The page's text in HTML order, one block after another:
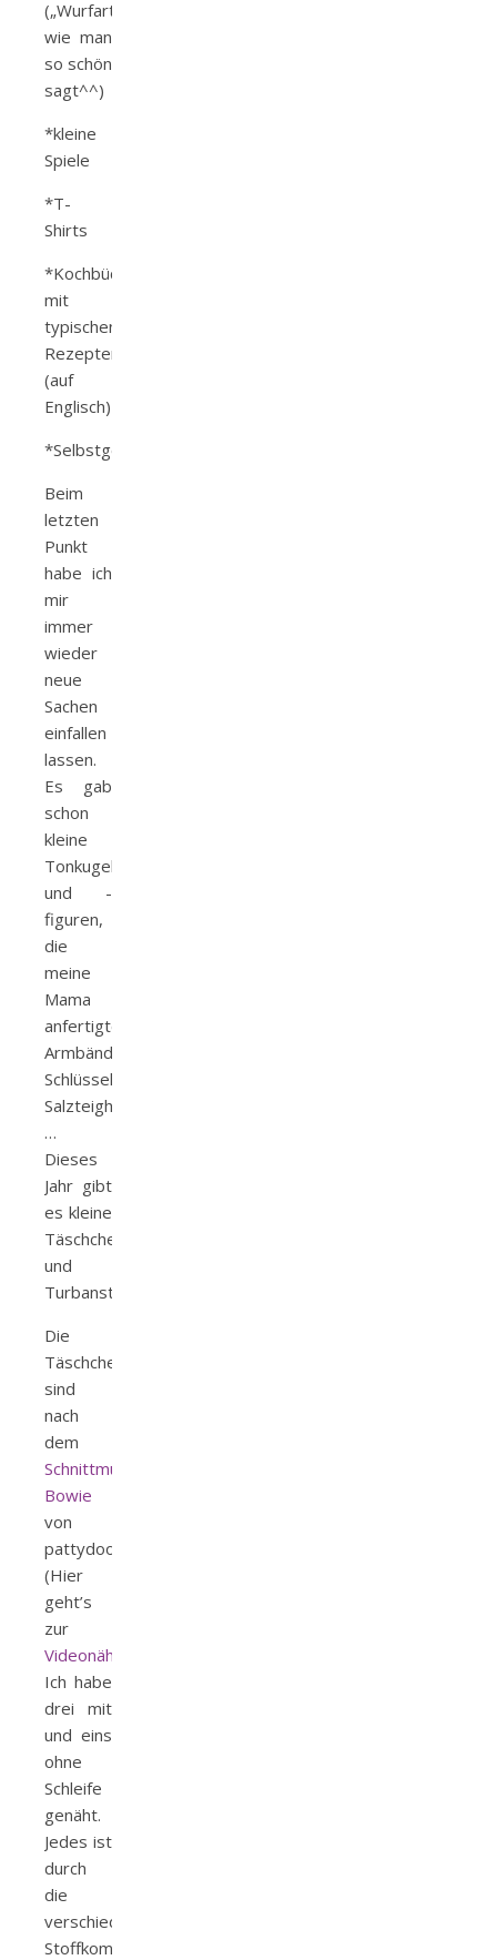
(„Wurfartikel“
wie man
so schön
sagt^^)
*kleine
Spiele
*T-
Shirts
*Kochbücher
mit
typischen
Rezepten
(auf
Englisch)
*Selbstgemachtes
Beim
letzten
Punkt
habe ich
mir
immer
wieder
neue
Sachen
einfallen
lassen.
Es gab
schon
kleine
Tonkugeln
und -
figuren,
die
meine
Mama
anfertigte,
Armbänder,
Schlüsselanhänger,
Salzteigherzen,
…
Dieses
Jahr gibt
es kleine
Täschchen
und
Turbanstirnbänder.
Die
Täschchen
sind
nach
dem
Schnittmuster
Bowie
von
pattydoo
(Hier
geht’s
zur
Videonähanleitung)
Ich habe
drei mit
und eins
ohne
Schleife
genäht.
Jedes ist
durch
die
verschiedenen
Stoffkombinationen